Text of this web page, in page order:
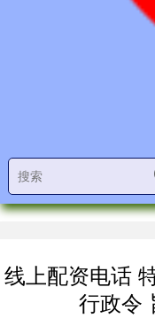
线上配资电话
行政令